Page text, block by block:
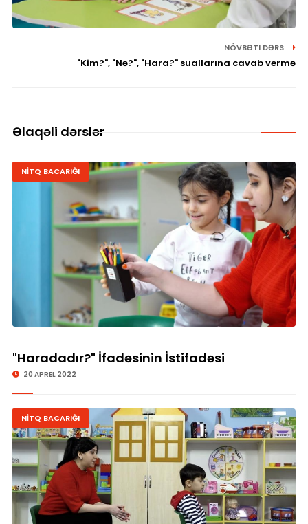
NÖVBƏTI DƏRS
"Kim?", "Nə?", "Hara?" suallarına cavab vermə
Əlaqəli dərslər
NİTQ BACARIĞI
"Haradadır?" İfadəsinin İstifadəsi
20 APREL 2022
NİTQ BACARIĞI